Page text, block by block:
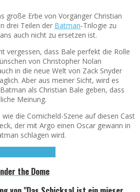
große Erbe von Vorgänger Christian
drei Teilen der Batman-Trilogie zu
auch nicht zu ersetzen ist.
vergessen, dass Bale perfekt die Rolle
von Christopher Nolan
in die neue Welt von Zack Snyder
Aber aus meiner Sicht, wird es
als Christian Bale geben, dass
Meinung.
die Comicheld-Szene auf diesen Cast
der mit Argo einen Oscar gewann in
schlagen wird.
the Dome